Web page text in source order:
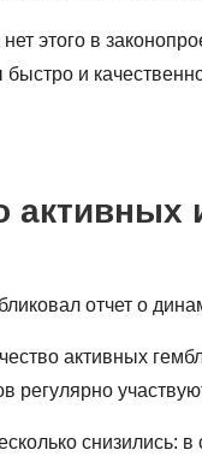
в
и
отчет о
активных